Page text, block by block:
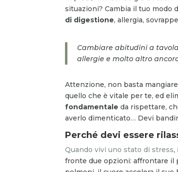
situazioni? Cambia il tuo modo
di digestione, allergia,
Cambiare abitudini a
allergie e molto altro
Attenzione, non basta
quello che è vitale per te, ed
fondamentale da rispettare,
averlo dimenticato… Devi
Perché devi essere
Quando vivi uno stato di stress,
fronte due opzioni: affrontare il